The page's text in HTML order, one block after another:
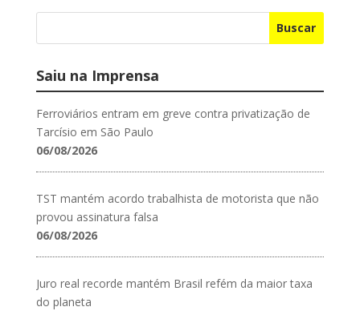
Buscar
Saiu na Imprensa
Ferroviários entram em greve contra privatização de
Tarcísio em São Paulo
06/08/2026
TST mantém acordo trabalhista de motorista que não
provou assinatura falsa
06/08/2026
Juro real recorde mantém Brasil refém da maior taxa
do planeta